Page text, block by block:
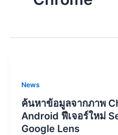
News
ค้นหาข้อมูลจากภาพ
Android ฟีเจอร์ใหม่
Google Lens